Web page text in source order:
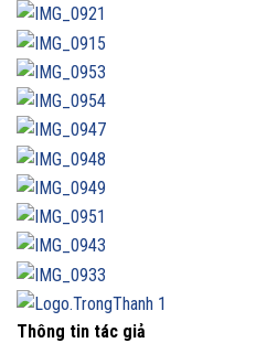
Thông tin tác giả